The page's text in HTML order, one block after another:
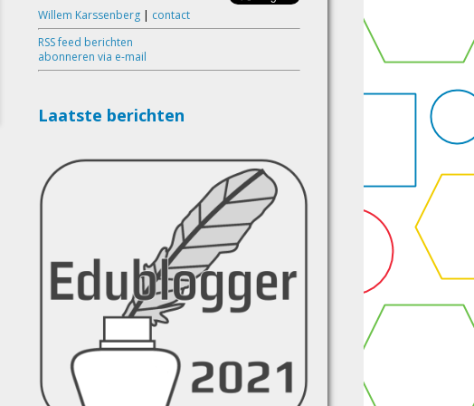
Willem Karssenberg | contact
RSS feed berichten
abonneren via e-mail
Laatste berichten